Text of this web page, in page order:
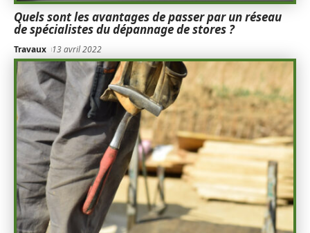
Quels sont les avantages de passer par un réseau
de spécialistes du dépannage de stores ?
Travaux 13 avril 2022